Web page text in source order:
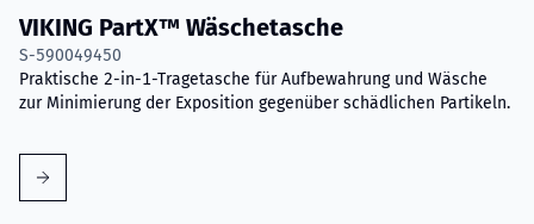
VIKING PartX™ Wäschetasche
S-590049450
Praktische 2-in-1-Tragetasche für Aufbewahrung und Wäsche
zur Minimierung der Exposition gegenüber schädlichen Partikeln.